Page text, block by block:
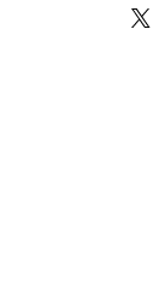
מנוסים אשר